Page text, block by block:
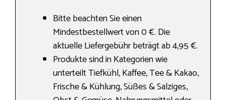
Bitte beachten Sie einen
Mindestbestellwert von 0 €. Die
aktuelle Liefergebühr beträgt ab 4,95 €.
Produkte sind in Kategorien wie
unterteilt Tiefkühl, Kaffee, Tee & Kakao,
Frische & Kühlung, Süßes & Salziges,